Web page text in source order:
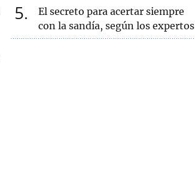
5
El secreto para acertar siempre
con la sandía, según los expertos